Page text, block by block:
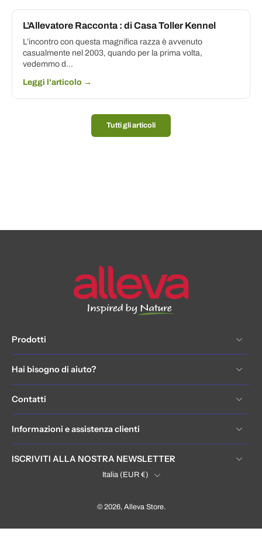
L’Allevatore Racconta : di Casa Toller Kennel
L’incontro con questa magnifica razza è avvenuto
casualmente nel 2003, quando per la prima volta,
vedemmo d...
Leggi l'articolo →
Tutti gli articoli
Prodotti
Hai bisogno di aiuto?
Contatti
Informazioni e assistenza clienti
ISCRIVITI ALLA NOSTRA NEWSLETTER
Italia ‎(EUR €)‎
© 2026, Alleva Store.